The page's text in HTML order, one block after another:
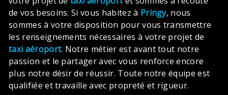
de vos besoins. Si vous habitez à Pringy, nous
sommes à votre disposition pour vous transmettre
les renseignements nécessaires à votre projet de
taxi aéroport. Notre métier est avant tout notre
passion et le partager avec vous renforce encore
plus notre désir de réussir. Toute notre équipe est
qualifiée et travaille avec propreté et rigueur.